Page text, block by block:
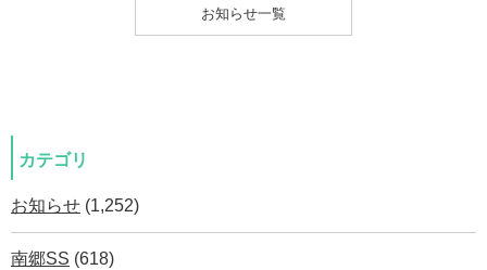
お知らせ一覧
カテゴリ
お知らせ (1,252)
南郷SS (618)